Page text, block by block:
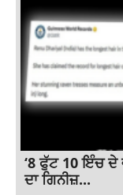
‘8 ਫੁੱਟ 10 ਇੰਚ ਦੇ
ਦਾ ਗਿਨੀਜ਼...